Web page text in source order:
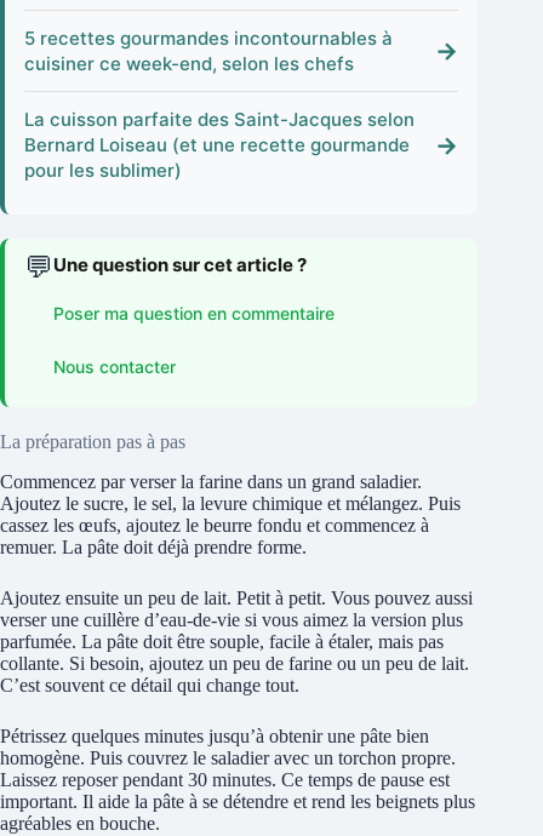
5 recettes gourmandes incontournables à
cuisiner ce week-end, selon les chefs
→
La cuisson parfaite des Saint-Jacques selon
Bernard Loiseau (et une recette gourmande
pour les sublimer)
→
💬 Une question sur cet article ?
Poser ma question en commentaire
Nous contacter
La préparation pas à pas
Commencez par verser la farine dans un grand saladier.
Ajoutez le sucre, le sel, la levure chimique et mélangez. Puis
cassez les œufs, ajoutez le beurre fondu et commencez à
remuer. La pâte doit déjà prendre forme.
Ajoutez ensuite un peu de lait. Petit à petit. Vous pouvez aussi
verser une cuillère d’eau-de-vie si vous aimez la version plus
parfumée. La pâte doit être souple, facile à étaler, mais pas
collante. Si besoin, ajoutez un peu de farine ou un peu de lait.
C’est souvent ce détail qui change tout.
Pétrissez quelques minutes jusqu’à obtenir une pâte bien
homogène. Puis couvrez le saladier avec un torchon propre.
Laissez reposer pendant 30 minutes. Ce temps de pause est
important. Il aide la pâte à se détendre et rend les beignets plus
agréables en bouche.